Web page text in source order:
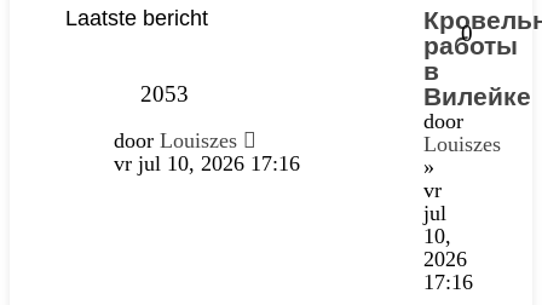
Laatste bericht
работы
в
Вилейке
door
Louiszes
»
vr
jul
10,
2026
17:16
0
2053
door Louiszes
vr jul 10, 2026 17:16